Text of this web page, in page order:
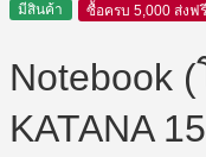
มีสินค้า ซื้อครบ 5,000 ส่งฟรี
Notebook
KATANA